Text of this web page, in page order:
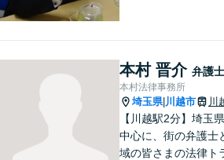
本村 晋介 弁護士
本村法律事務所
埼玉県| 川越市 川
【川越駅2分】埼玉
中心に、街の弁護士
域の皆さまの法律ト